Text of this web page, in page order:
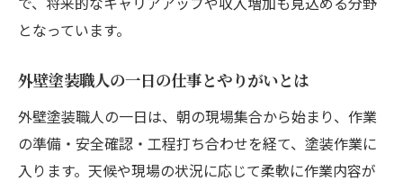
となっています。
外壁塗装職人の一日の仕事とやりがいとは
外壁塗装職人の一日は、朝の現場集合から始まり、作業
の準備・安全確認・工程打ち合わせを経て、塗装作業に
入ります。天候や現場の状況に応じて柔軟に作業内容が